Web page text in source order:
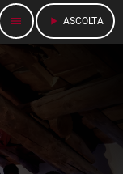
menu play_arrow ASCOLTA